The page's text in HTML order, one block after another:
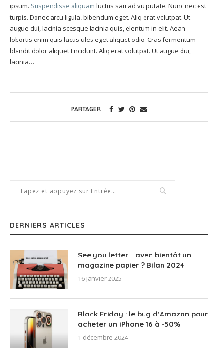
ipsum. Suspendisse aliquam luctus samad vulputate. Nunc nec est
turpis. Donec arcu ligula, bibendum eget. Aliq erat volutpat. Ut
augue dui, lacinia scesque lacinia quis, elentum in elit. Aean
lobortis enim quis lacus ules eget aliquet odio. Cras fermentum
blandit dolor aliquet tincidunt. Aliq erat volutpat. Ut augue dui,
lacinia…
PARTAGER
DERNIERS ARTICLES
See you letter… avec bientôt un
magazine papier ? Bilan 2024
16 janvier 2025
Black Friday : le bug d’Amazon pour
acheter un iPhone 16 à -50%
1 décembre 2024